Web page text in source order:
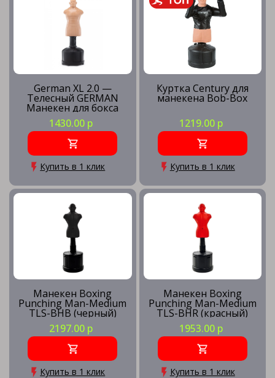
German XL 2.0 —
Телесный GERMAN
Манекен для бокса
Герман
1430.00 р
Купить в 1 клик
Куртка Century для
манекена Bob-Box
1219.00 р
Купить в 1 клик
Манекен Boxing
Punching Man-Medium
TLS-BHB (черный)
2197.00 р
Купить в 1 клик
Манекен Boxing
Punching Man-Medium
TLS-BHR (красный)
1953.00 р
Купить в 1 клик